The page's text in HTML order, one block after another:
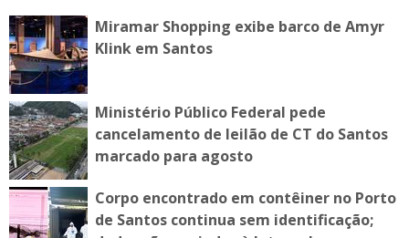
Miramar Shopping exibe barco de Amyr
Klink em Santos
Ministério Público Federal pede
cancelamento de leilão de CT do Santos
marcado para agosto
Corpo encontrado em contêiner no Porto
de Santos continua sem identificação;